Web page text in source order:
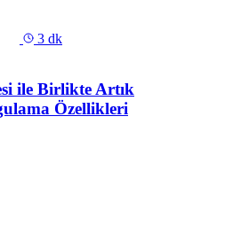
3 dk
ile Birlikte Artık
Özellikleri